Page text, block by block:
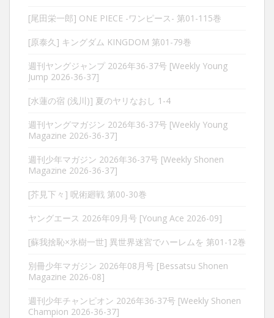
[尾田栄一郎] ONE PIECE -ワンピース- 第01-115巻
[原泰久] キングダム KINGDOM 第01-79巻
週刊ヤングジャンプ 2026年36-37号 [Weekly Young
Jump 2026-36-37]
[水蓮の宿 (浅川)] 夏のヤリなおし 1-4
週刊ヤングマガジン 2026年36-37号 [Weekly Young
Magazine 2026-36-37]
週刊少年マガジン 2026年36-37号 [Weekly Shonen
Magazine 2026-36-37]
[芥見下々] 呪術廻戦 第00-30巻
ヤングエース 2026年09月号 [Young Ace 2026-09]
[蘇我捨恥×氷樹一世] 異世界迷宮でハーレムを 第01-12巻
別冊少年マガジン 2026年08月号 [Bessatsu Shonen
Magazine 2026-08]
週刊少年チャンピオン 2026年36-37号 [Weekly Shonen
Champion 2026-36-37]